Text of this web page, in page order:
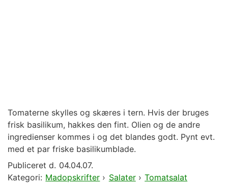
Tomaterne skylles og skæres i tern. Hvis der bruges
frisk basilikum, hakkes den fint. Olien og de andre
ingredienser kommes i og det blandes godt. Pynt evt.
med et par friske basilikumblade.
Publiceret d. 04.04.07.
Kategori: Madopskrifter › Salater› Tomatsalat